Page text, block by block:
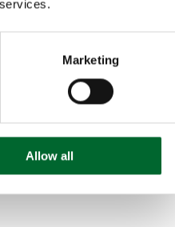
Marketing
Allow all
leef plateaus
is dit
De Bolegg
is het